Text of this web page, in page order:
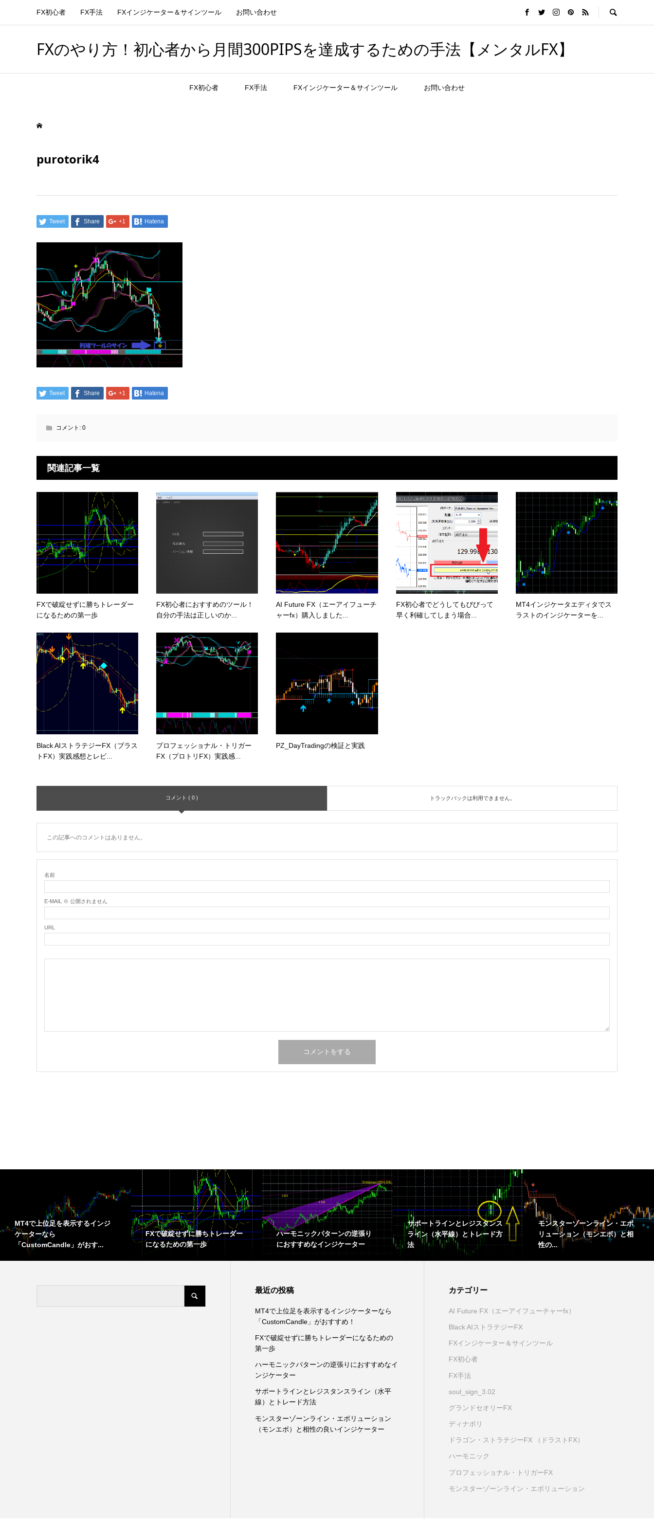
FX初心者 FX手法 FXインジケーター＆サインツール お問い合わせ
FXのやり方！初心者から月間300PIPSを達成するための手法【メンタルFX】
FX初心者 FX手法 FXインジケーター＆サインツール お問い合わせ
purotorik4
Tweet Share +1 Hatena
Tweet Share +1 Hatena
コメント: 0
関連記事一覧
FXで破綻せずに勝ちトレーダー
になるための第一歩
FX初心者におすすめのツール！
自分の手法は正しいのか...
AI Future FX（エーアイフューチ
ャーfx）購入しました...
FX初心者でどうしてもびびって
早く利確してしまう場合...
MT4インジケータエディタでス
ラストのインジケーターを...
Black AIストラテジーFX（ブラス
トFX）実践感想とレビ...
プロフェッショナル・トリガー
FX（プロトリFX）実践感...
PZ_DayTradingの検証と実践
コメント ( 0 ) トラックバックは利用できません。
この記事へのコメントはありません。
名前
E-MAIL ※ 公開されません
URL
MT4で上位足を表示するインジ
ケーターなら
「CustomCandle」がおす...
FXで破綻せずに勝ちトレーダー
になるための第一歩
ハーモニックパターンの逆張り
におすすめなインジケーター
サポートラインとレジスタンス
ライン（水平線）とトレード方
法
モンスターゾーンライン・エボ
リューション（モンエボ）と相
性の...
最近の投稿
MT4で上位足を表示するインジケーターなら
「CustomCandle」がおすすめ！
FXで破綻せずに勝ちトレーダーになるための
第一歩
ハーモニックパターンの逆張りにおすすめなイ
ンジケーター
サポートラインとレジスタンスライン（水平
線）とトレード方法
モンスターゾーンライン・エボリューション
（モンエボ）と相性の良いインジケーター
カテゴリー
AI Future FX（エーアイフューチャーfx）
Black AIストラテジーFX
FXインジケーター＆サインツール
FX初心者
FX手法
soul_sign_3.02
グランドセオリーFX
ディナポリ
ドラゴン・ストラテジーFX （ドラストFX）
ハーモニック
プロフェッショナル・トリガーFX
モンスターゾーンライン・エボリューション